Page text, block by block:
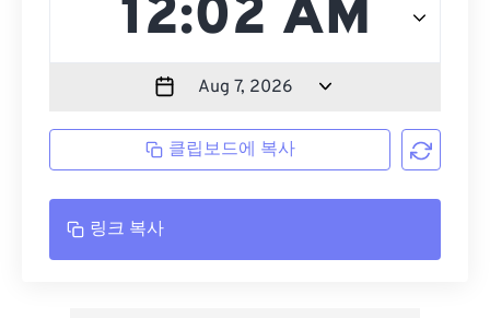
클립보드에 복사
링크 복사